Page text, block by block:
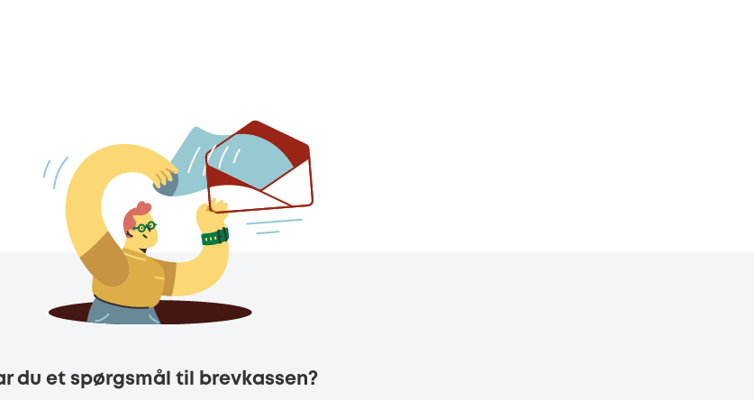
du et spørgsmål til brevkassen?